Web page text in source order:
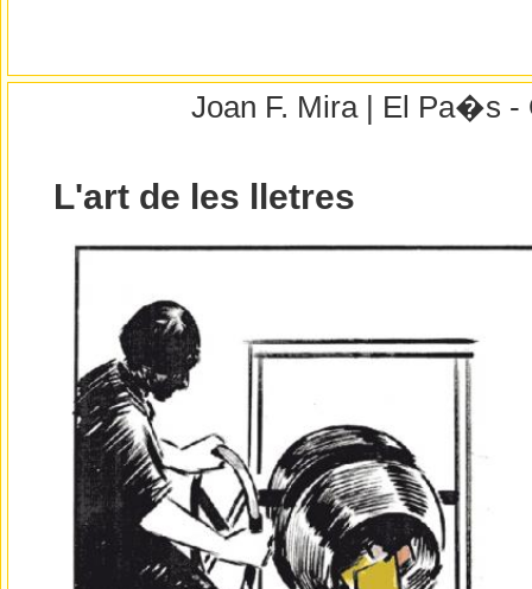
Joan F. Mira | El Pa�s -
L'art de les lletres